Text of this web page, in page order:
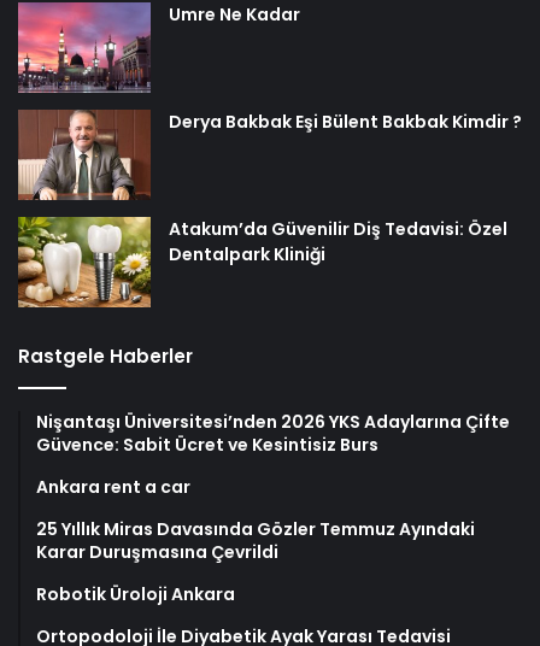
Umre Ne Kadar
Derya Bakbak Eşi Bülent Bakbak Kimdir ?
Atakum’da Güvenilir Diş Tedavisi: Özel
Dentalpark Kliniği
Rastgele Haberler
Nişantaşı Üniversitesi’nden 2026 YKS Adaylarına Çifte
Güvence: Sabit Ücret ve Kesintisiz Burs
Ankara rent a car
25 Yıllık Miras Davasında Gözler Temmuz Ayındaki
Karar Duruşmasına Çevrildi
Robotik Üroloji Ankara
Ortopodoloji İle Diyabetik Ayak Yarası Tedavisi